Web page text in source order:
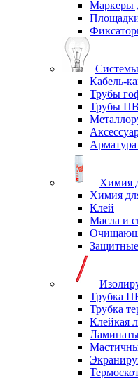
Маркеры
Системы
Кабель-
Трубы
Трубы
Химия
Химия
Клей
Масла и
Защитные
Трубка
Трубка
Клейкая